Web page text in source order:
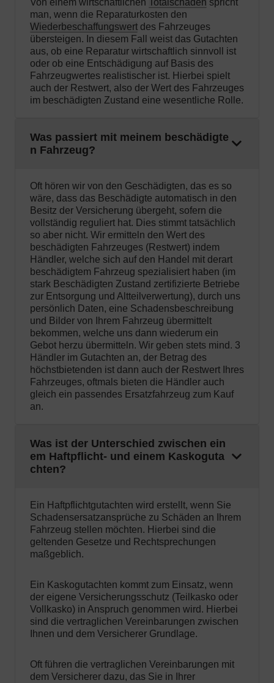
Von einem wirtschaftlichen Totalschaden spricht
man, wenn die Reparaturkosten den
Wiederbeschaffungswert des Fahrzeuges
übersteigen. In diesem Fall weist das Gutachten
aus, ob eine Reparatur wirtschaftlich sinnvoll ist
oder ob eine Entschädigung auf Basis des
Fahrzeugwertes realistischer ist. Hierbei spielt
auch der Restwert, also der Wert des Fahrzeuges
im beschädigten Zustand eine wesentliche Rolle.
Was passiert mit meinem beschädigte
n Fahrzeug?
Oft hören wir von den Geschädigten, das es so
wäre, dass das Beschädigte automatisch in den
Besitz der Versicherung übergeht, sofern die
vollständig reguliert hat. Dies stimmt tatsächlich
so aber nicht. Wir ermitteln den Wert des
beschädigten Fahrzeuges (Restwert) indem
Händler, welche sich auf den Handel mit derart
beschädigtem Fahrzeug spezialisiert haben (im
stark Beschädigten Zustand zertifizierte Betriebe
zur Entsorgung und Altteilverwertung), durch uns
persönlich Daten, eine Schadensbeschreibung
und Bilder von Ihrem Fahrzeug übermittelt
bekommen, welche uns dann wiederum ein
Gebot herzu übermitteln. Wir geben stets mind. 3
Händler im Gutachten an, der Betrag des
höchstbietenden ist dann auch der Restwert Ihres
Fahrzeuges, oftmals bieten die Händler auch
gleich ein passendes Ersatzfahrzeug zum Kauf
an.
Was ist der Unterschied zwischen ein
em Haftpflicht- und einem Kaskoguta
chten?
Ein Haftpflichtgutachten wird erstellt, wenn Sie
Schadensersatzansprüche zu Schäden an Ihrem
Fahrzeug stellen möchten. Hierbei sind die
geltenden Gesetze und Rechtsprechungen
maßgeblich.
Ein Kaskogutachten kommt zum Einsatz, wenn
der eigene Versicherungsschutz (Teilkasko oder
Vollkasko) in Anspruch genommen wird. Hierbei
sind die vertraglichen Vereinbarungen zwischen
Ihnen und dem Versicherer Grundlage.
Oft führen die vertraglichen Vereinbarungen mit
dem Versicherer dazu, das Sie in Ihrer